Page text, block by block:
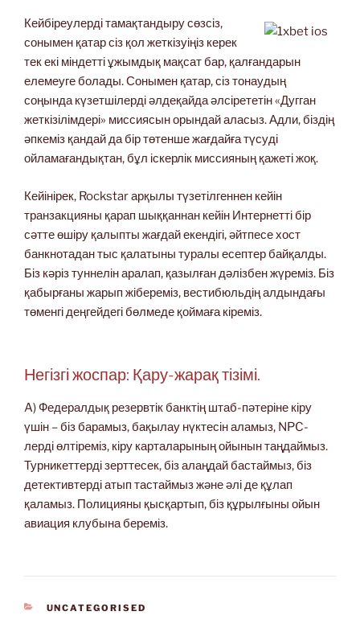
Кейбіреулерді тамақтандыру сөзсіз,
сонымен қатар сіз қол жеткізуіңіз керек
тек екі міндетті ұжымдық мақсат бар, қалғандарын
елемеуге болады. Сонымен қатар, сіз тонаудың
соңында күзетшілерді әлдеқайда әлсірететін «Дугган
жеткізілімдері» миссиясын орындай аласыз. Адли, біздің
әпкеміз қандай да бір төтенше жағдайға түсуді
ойламағандықтан, бұл іскерлік миссияның қажеті жоқ.
Кейінірек, Rockstar арқылы түзетілгеннен кейін
транзакцияны қарап шыққаннан кейін Интернетті бір
сәтте өшіру қалыпты жағдай екендігі, әйтпесе хост
банкнотадан тыс қалатыны туралы есептер байқалды.
Біз кәріз туннелін аралап, қазылған дәлізбен жүреміз. Біз
қабырғаны жарып жібереміз, вестибюльдің алдындағы
төменгі деңгейдегі бөлмеде қоймаға кіреміз.
Негізгі жоспар: Қару-жарақ тізімі.
A) Федералдық резервтік банктің штаб-пәтеріне кіру
үшін – біз барамыз, бақылау нүктесін аламыз, NPC-
лерді өлтіреміз, кіру карталарының ойынын таңдаймыз.
Турникеттерді зерттесек, біз алаңдай бастаймыз, біз
детективтерді атып тастаймыз және әлі де құлап
қаламыз. Полицияны қысқартып, біз құрылғыны ойын
авиация клубына береміз.
CATEGORIES
UNCATEGORISED